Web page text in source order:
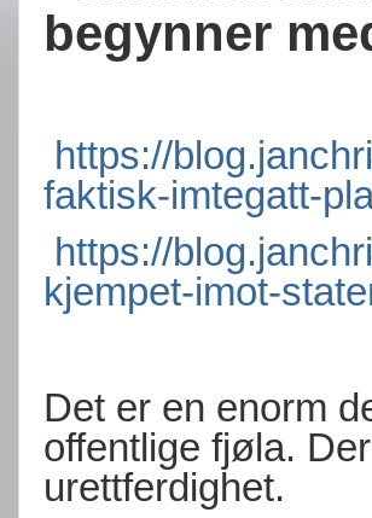
begynner
https://
faktisk-imtegatt-
https://
kjempet-imot-
Det er en enorm
offentlige fjøla.
urettferdighet.